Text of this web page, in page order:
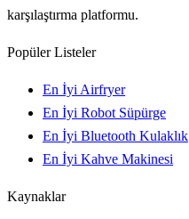
karşılaştırma platformu.
Popüler Listeler
En İyi Airfryer
En İyi Robot Süpürge
En İyi Bluetooth Kulaklık
En İyi Kahve Makinesi
Kaynaklar